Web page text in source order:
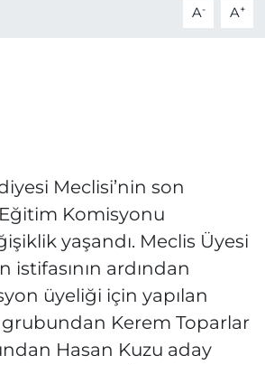
A- A+
Meclisi’nin son
Komisyonu
yaşandı. Meclis Üyesi
istifasının ardından
üyeliği için yapılan
grubundan Kerem Toparlar
Hasan Kuzu aday